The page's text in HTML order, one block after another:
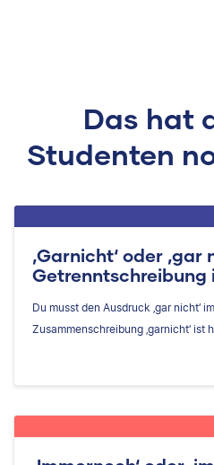
Das hat
Studenten
‚Garnicht‘ oder ‚gar
Getrenntschreibung
Du musst den Ausdruck ‚gar nicht‘
Zusammenschreibung ‚garnicht‘ ist